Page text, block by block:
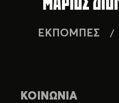
ΕΚΠΟΜΠΕΣ
ΚΟΙΝΩΝΙΑ